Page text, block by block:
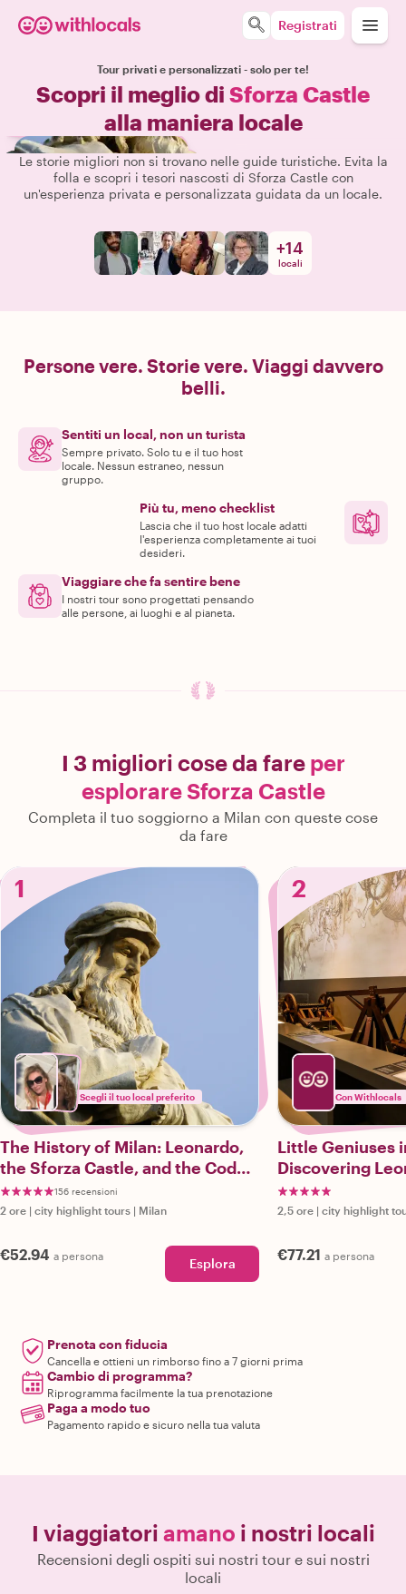
Registrati
Tour privati e personalizzati - solo per te!
Scopri il meglio di Sforza Castle
alla maniera locale
Le storie migliori non si trovano nelle guide turistiche. Evita la
folla e scopri i tesori nascosti di Sforza Castle con
un'esperienza privata e personalizzata guidata da un locale.
+14
locali
Persone vere. Storie vere. Viaggi davvero
belli.
Sentiti un local, non un turista
Sempre privato. Solo tu e il tuo host
locale. Nessun estraneo, nessun
gruppo.
Più tu, meno checklist
Lascia che il tuo host locale adatti
l'esperienza completamente ai tuoi
desideri.
Viaggiare che fa sentire bene
I nostri tour sono progettati pensando
alle persone, ai luoghi e al pianeta.
I 3 migliori cose da fare per
esplorare Sforza Castle
Completa il tuo soggiorno a Milan con queste cose
da fare
1
Scegli il tuo local preferito
The History of Milan: Leonardo,
the Sforza Castle, and the Codex
Atlanticus156 recensioni
2 ore | city highlight tours | Milan
€52.94 a persona Esplora
2
Con Withlocals
Little Geniuses
Discovering
2,5 ore | city highlight
€77.21 a persona
Prenota con fiducia
Cancella e ottieni un rimborso fino a 7 giorni prima
Cambio di programma?
Riprogramma facilmente la tua prenotazione
Paga a modo tuo
Pagamento rapido e sicuro nella tua valuta
I viaggiatori amano i nostri locali
Recensioni degli ospiti sui nostri tour e sui nostri
locali